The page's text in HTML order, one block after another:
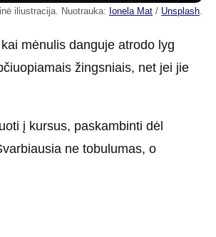
iliustracija. Nuotrauka: Ionela Mat / Unsplash.
mėnulis danguje atrodo lyg
žingsniais, net jei jie
į kursus, paskambinti dėl
ne tobulumas, o